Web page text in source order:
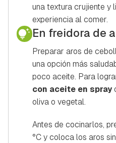
una textura crujiente y
experiencia al comer.
En freidora de
Preparar aros de
una opción más
poco aceite. Para
con aceite en spray
oliva o vegetal.
Antes de cocinarlos,
°C y coloca los aros